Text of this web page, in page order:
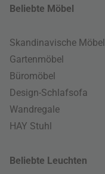
Beliebte Möbel
Skandinavische Möbel
Gartenmöbel
Büromöbel
Design-Schlafsofa
Wandregale
HAY Stuhl
Beliebte Leuchten